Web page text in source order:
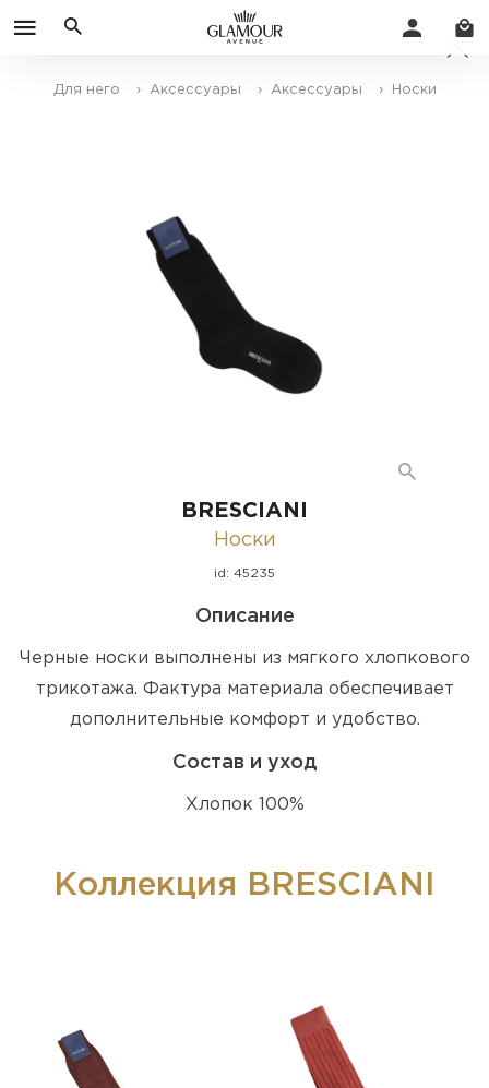
Для него › Аксессуары › Аксессуары › Носки
BRESCIANI
Носки
id: 45235
Описание
Черные носки выполнены из мягкого хлопкового
трикотажа. Фактура материала обеспечивает
дополнительные комфорт и удобство.
Состав и уход
Хлопок 100%
Коллекция BRESCIANI